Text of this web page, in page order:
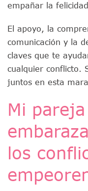
empañar la
El apoyo, la
comunicación y la
claves que te
cualquier conflicto.
juntos en esta
Mi
los